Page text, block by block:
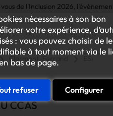
nécessaires à son bon
votre expérience,
: vous pouvez choisir de
à tout moment via le
bas de page.
refuser Configurer
de l'Inclusion 2026, l'événement
Clermont-Ferrand
CCAS